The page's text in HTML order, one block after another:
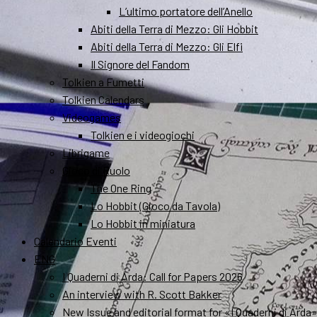
L’ultimo portatore dell’Anello
Abiti della Terra di Mezzo: Gli Hobbit
Abiti della Terra di Mezzo: Gli Elfi
Il Signore del Fandom
Tolkien a Fumetti
Tolkien Calendars
Videogames
Tolkien e i videogiochi
Librigame
Gioco di Ruolo
The One Ring
Lo Hobbit (Gioco da Tavola)
Lo Hobbit in miniatura
Calendario Eventi
ENG
I Quaderni di Arda: Call for Papers 2026
An interview with R. Scott Bakker
New Issue and editorial format for «I Quaderni di Arda»